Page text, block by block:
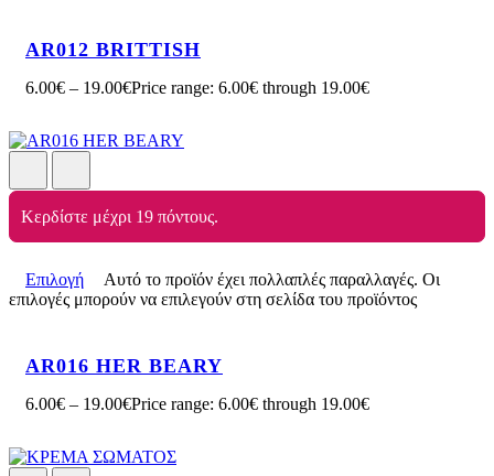
AR012 BRITTISH
6.00€ – 19.00€Price range: 6.00€ through 19.00€
Κερδίστε μέχρι 19 πόντους.
Επιλογή
Αυτό το προϊόν έχει πολλαπλές παραλλαγές. Οι
επιλογές μπορούν να επιλεγούν στη σελίδα του προϊόντος
AR016 HER BEARY
6.00€ – 19.00€Price range: 6.00€ through 19.00€